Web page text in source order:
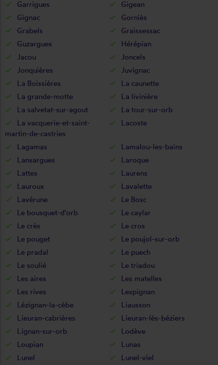
Garrigues
Gigean
Gignac
Gorniès
Grabels
Graissessac
Guzargues
Hérépian
Jacou
Joncels
Jonquières
Juvignac
La Boissières
La caunette
La grande-motte
La livinière
La salvetat-sur-agout
La tour-sur-orb
La vacquerie-et-saint-
martin-de-castries
Lacoste
Lagamas
Lamalou-les-bains
Lansargues
Laroque
Lattes
Laurens
Lauroux
Lavalette
Lavérune
Le Bosc
Le bousquet-d'orb
Le caylar
Le crès
Le cros
Le pouget
Le poujol-sur-orb
Le pradal
Le puech
Le soulié
Le triadou
Les aires
Les matelles
Les rives
Lespignan
Lézignan-la-cèbe
Liausson
Lieuran-cabrières
Lieuran-lès-béziers
Lignan-sur-orb
Lodève
Loupian
Lunas
Lunel
Lunel-viel